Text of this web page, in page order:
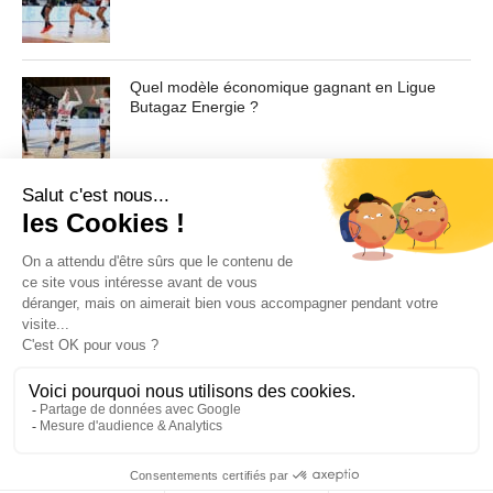
Contenu masqué de l'article... Lorem ipsum dolor sit
facilisis, vulputate magna at, pulvinar arcu. Maecenas
sollicitudin turpis a mauris ultrices, ac dignissim nunc
auctor. Aenean feugiat, odio in facilisis sollicitudin, augue
lectus elementum felis, ut lacinia nulla urna ac urna.
Nullam vitae est a risus dictum congue. Cras non lacus id
magna scelerisque sodales. Curabitur non fermentum
odio, vitae accumsan odio.
Quel modèle économique gagnant en Ligue
Butagaz Energie ?
Pour toute demande d'information ou de désabonnement :
CGU / CGV A PROPOS CONTACT